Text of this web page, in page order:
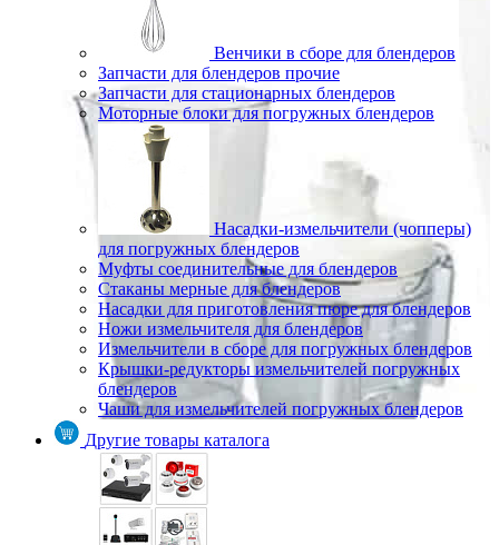
Венчики в сборе для блендеров
Запчасти для блендеров прочие
Запчасти для стационарных блендеров
Моторные блоки для погружных блендеров
Насадки-измельчители (чопперы)
для погружных блендеров
Муфты соединительные для блендеров
Стаканы мерные для блендеров
Насадки для приготовления пюре для блендеров
Ножи измельчителя для блендеров
Измельчители в сборе для погружных блендеров
Крышки-редукторы измельчителей погружных
блендеров
Чаши для измельчителей погружных блендеров
Другие товары каталога